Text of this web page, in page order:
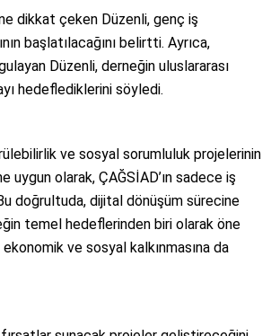
dikkat çeken Düzenli, genç iş
başlatılacağını belirtti. Ayrıca,
Düzenli, derneğin uluslararası
hedeflediklerini söyledi.
ve sosyal sorumluluk projelerinin
uygun olarak, ÇAĞSİAD’ın sadece iş
doğrultuda, dijital dönüşüm sürecine
temel hedeflerinden biri olarak öne
ve sosyal kalkınmasına da